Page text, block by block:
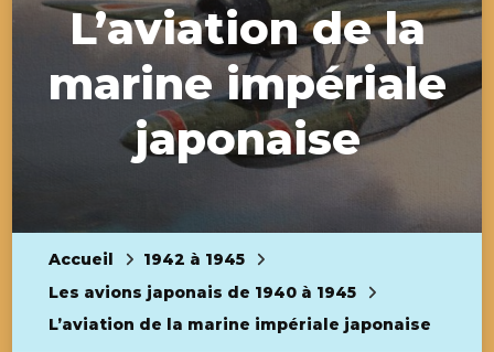
L’aviation de la
marine impériale
japonaise
Accueil
1942 à 1945
Les avions japonais de 1940 à 1945
L’aviation de la marine impériale japonaise